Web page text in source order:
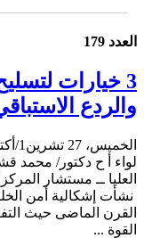
العدد 179
3 خيارات
والردع
الخميس، 27 تشرين1/أكتوير 2022
لواء أ ح دكتور/ محمد
العليا ــ مستشار
نشأت إشكالية أمن
القرن الماضى حيث
القوة ...